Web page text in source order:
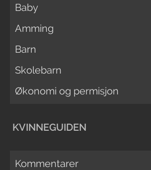
Baby
Amming
Barn
Skolebarn
Økonomi og permisjon
KVINNEGUIDEN
Kommentarer